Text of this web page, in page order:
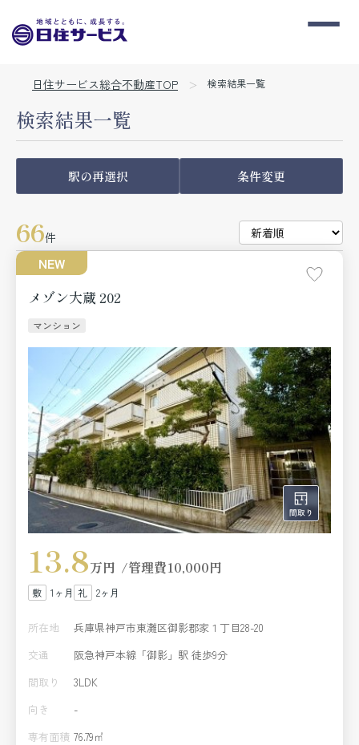
日住サービス総合不動産TOP 検索結果一覧
検索結果一覧
駅の再選択 条件変更
66件
NEW
メゾン大蔵 202
マンション
13.8万円 管理費10,000円
1ヶ月 2ヶ月
所在地
兵庫県神戸市東灘区御影郡家１丁目28-20
交通
阪急神戸本線「御影」駅 徒歩9分
間取り
3LDK
向き
-
専有面積 76.79㎡